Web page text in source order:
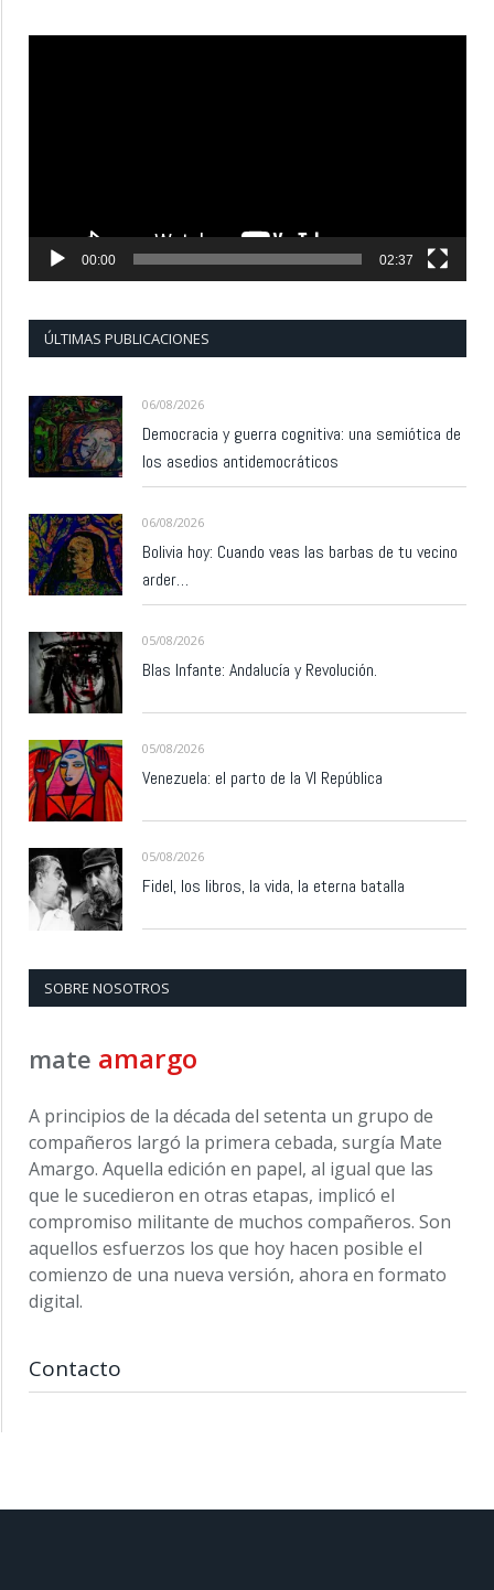
00:00 02:37
ÚLTIMAS PUBLICACIONES
06/08/2026
Democracia y guerra cognitiva: una semiótica de
los asedios antidemocráticos
06/08/2026
Bolivia hoy: Cuando veas las barbas de tu vecino
arder…
05/08/2026
Blas Infante: Andalucía y Revolución.
05/08/2026
Venezuela: el parto de la VI República
05/08/2026
Fidel, los libros, la vida, la eterna batalla
SOBRE NOSOTROS
mate amargo
A principios de la década del setenta un grupo de
compañeros largó la primera cebada, surgía Mate
Amargo. Aquella edición en papel, al igual que las
que le sucedieron en otras etapas, implicó el
compromiso militante de muchos compañeros. Son
aquellos esfuerzos los que hoy hacen posible el
comienzo de una nueva versión, ahora en formato
digital.
Contacto